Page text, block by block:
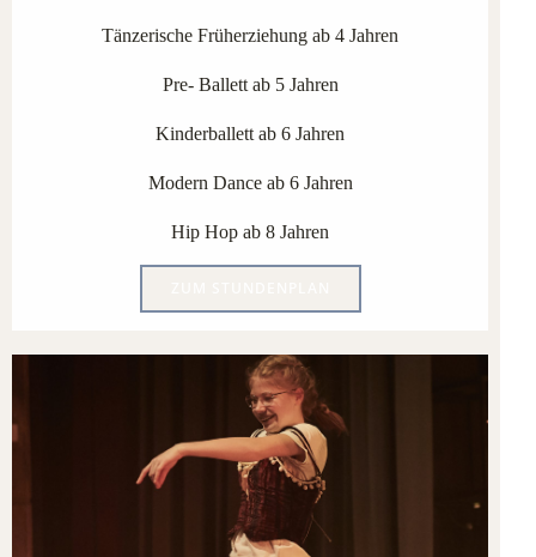
Tänzerische Früherziehung ab 4 Jahren
Pre- Ballett ab 5 Jahren
Kinderballett ab 6 Jahren
Modern Dance ab 6 Jahren
Hip Hop ab 8 Jahren